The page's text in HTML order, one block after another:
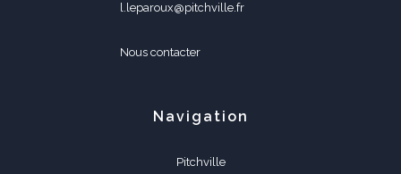
l.leparoux@pitchville.fr
Nous contacter
Navigation
Pitchville